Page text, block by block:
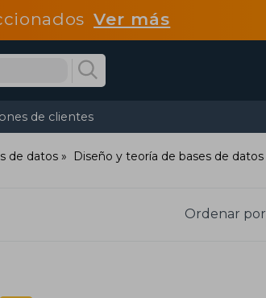
Ver más
de clientes
de datos Diseño y teoría de bases de datos
Ordenar por